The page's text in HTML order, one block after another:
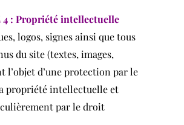
4 : Propriété intellectuelle
logos, signes ainsi que tous
du site (textes, images,
l’objet d’une protection par le
propriété intellectuelle et
par le droit